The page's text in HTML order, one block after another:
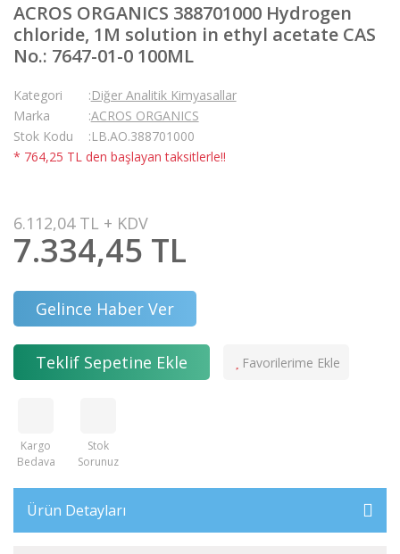
ACROS ORGANICS 388701000 Hydrogen
chloride, 1M solution in ethyl acetate CAS
No.: 7647-01-0 100ML
Kategori
Diğer Analitik Kimyasallar
Marka
ACROS ORGANICS
Stok Kodu
LB.AO.388701000
* 764,25 TL den başlayan taksitlerle!!
6.112,04 TL + KDV
7.334,45 TL
Gelince Haber Ver
Teklif Sepetine Ekle
Kargo
Bedava
Stok
Sorunuz
Ürün Detayları